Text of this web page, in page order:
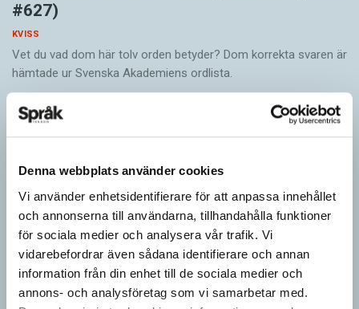
Denna webbplats använder cookies
Vi använder enhetsidentifierare för att anpassa innehållet
och annonserna till användarna, tillhandahålla funktioner
för sociala medier och analysera vår trafik. Vi
vidarebefordrar även sådana identifierare och annan
information från din enhet till de sociala medier och
annons- och analysföretag som vi samarbetar med.
#627)
KVISS
Vet du vad dom här tolv orden betyder? Dom korrekta svaren är
hämtade ur Svenska Akademiens ordlista.